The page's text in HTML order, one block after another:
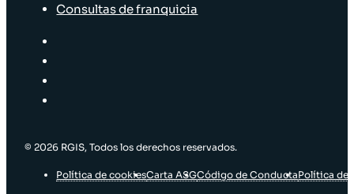
Consultas de franquicia
© 2026 RGIS, Todos los derechos reservados.
Política de cookiesCarta ASGCódigo de ConductaPolítica de